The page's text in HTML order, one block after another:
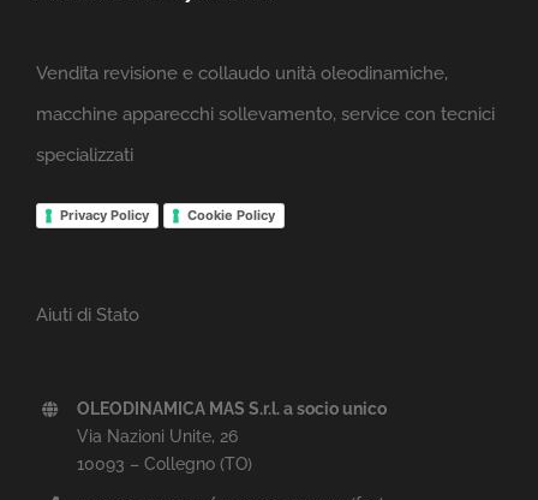
Vendita revisione e collaudo unità oleodinamiche,
macchine apparecchi sollevamento, service con tecnici
specializzati
Privacy Policy Cookie Policy
Aiuti di Stato
OLEODINAMICA MAS S.r.l. a socio unico
Via Nazioni Unite, 26
10093 – Collegno (TO)